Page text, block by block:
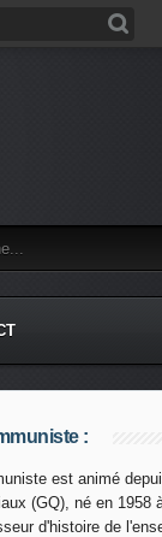
:
est animé
(GQ), né en 1958
d'histoire de